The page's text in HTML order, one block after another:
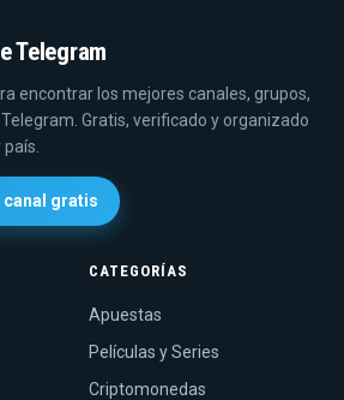
Telegram
encontrar los mejores canales, grupos,
Gratis, verificado y organizado
canal gratis
CATEGORÍAS
Apuestas
Películas y Series
Criptomonedas